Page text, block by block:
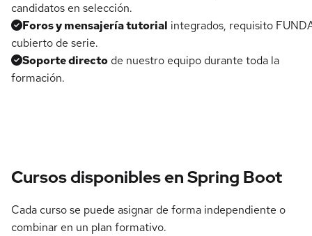
candidatos en selección.
Foros y mensajería tutorial integrados, requisito
cubierto de serie.
Soporte directo de nuestro equipo durante toda la
formación.
Cursos disponibles en Spring Boot
Cada curso se puede asignar de forma independiente o
combinar en un plan formativo.